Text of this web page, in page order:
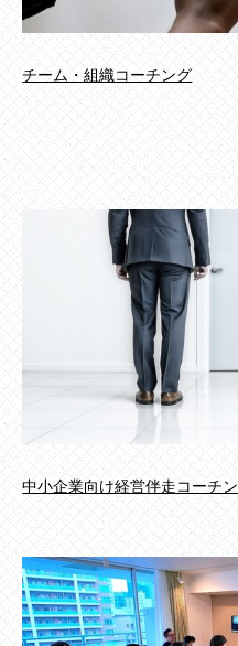
チーム・組織コーチング
中小企業向け経営伴走コーチ